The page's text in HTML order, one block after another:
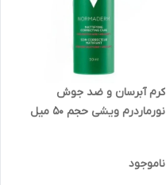
کرم‌ آبرسان‌ و‌ ضد‌ جوش‌
نورماردرم‌ ویشی‌ حجم ۵۰ میل
ناموجود